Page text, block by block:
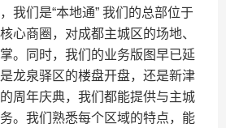
我们是“本地通” 我们的总部位于
心商圈，对成都主城区的场地、
。同时，我们的业务版图早已延
龙泉驿区的楼盘开盘，还是新津
周年庆典，我们都能提供与主城
。我们熟悉每个区域的特点，能